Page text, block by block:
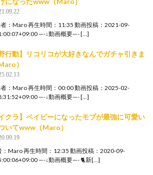
：Maro 再生時間：11:35 動画投稿：2021-09-
—-↓動画概要—- […]
野行動】リコリコが大好きなんでガチャ引きま
）
：Maro 再生時間：00:00 動画投稿：2025-02-
—-↓動画概要—- […]
イクラ】ベイビーになったモブが最強に可愛い
いてwww（Maro）
：Maro 再生時間：12:35 動画投稿：2020-09-
—-↓動画概要—- 🐈新[…]